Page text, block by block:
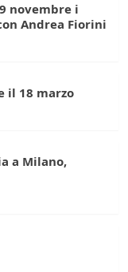
novembre i
Andrea Fiorini
il 18 marzo
a Milano,